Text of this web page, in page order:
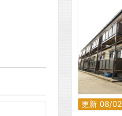
更新 08/02